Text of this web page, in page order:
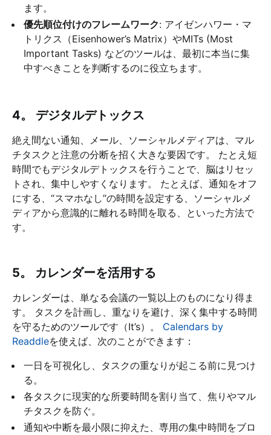
ます。
優先順位付けのフレームワーク: アイゼンハワー・マ
トリクス（Eisenhower’s Matrix）やMITs (Most
Important Tasks) などのツールは、最初に本当に集
中すべきことを判断するのに役立ちます。
4。 デジタルデトックス
絶え間ない通知、メール、ソーシャルメディアは、マル
チタスクと注意の分断を招く大きな要因です。 たとえ短
時間でもデジタルデトックスを行うことで、脳はリセッ
トされ、集中しやすくなります。 たとえば、通知をオフ
にする、“スマホなし”の時間を設定する、ソーシャルメ
ディアから意識的に離れる時間を取る、といった方法で
す。
5。 カレンダーを活用する
カレンダーは、単なる会議の一覧以上のものになり得ま
す。 タスクを計画し、重なりを避け、深く集中する時間
を守るためのツールです（It’s）。 Calendars by
Readdleを使えば、次のことができます：
一日を可視化し、タスクの重なりが起こる前に見つけ
る。
各タスクに現実的な所要時間を割り当て、焦りやマル
チタスクを防ぐ。
通知や中断を最小限に抑えた、専用の集中時間をブロ